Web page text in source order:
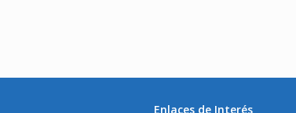
Enlaces de Interés